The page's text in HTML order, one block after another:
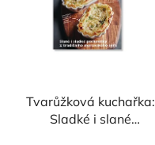
Tvarůžková kuchařka:
Sladké i slané